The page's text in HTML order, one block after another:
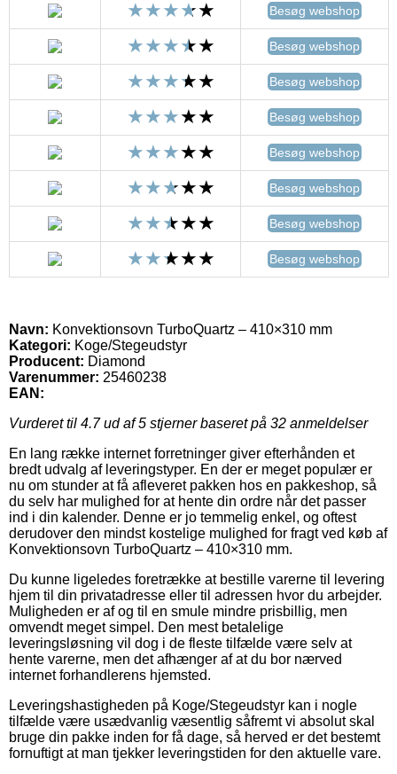
Besøg webshop
Besøg webshop
Besøg webshop
Besøg webshop
Besøg webshop
Besøg webshop
Besøg webshop
Besøg webshop
Navn: Konvektionsovn TurboQuartz – 410×310 mm
Kategori: Koge/Stegeudstyr
Producent: Diamond
Varenummer: 25460238
EAN:
Vurderet til 4.7ud af 5 stjerner baseret på 32 anmeldelser
En lang række internet forretninger giver efterhånden et
bredt udvalg af leveringstyper. En der er meget populær er
nu om stunder at få afleveret pakken hos en pakkeshop, så
du selv har mulighed for at hente din ordre når det passer
ind i din kalender. Denne er jo temmelig enkel, og oftest
derudover den mindst kostelige mulighed for fragt ved køb af
Konvektionsovn TurboQuartz – 410×310 mm.
Du kunne ligeledes foretrække at bestille varerne til levering
hjem til din privatadresse eller til adressen hvor du arbejder.
Muligheden er af og til en smule mindre prisbillig, men
omvendt meget simpel. Den mest betalelige
leveringsløsning vil dog i de fleste tilfælde være selv at
hente varerne, men det afhænger af at du bor nærved
internet forhandlerens hjemsted.
Leveringshastigheden på Koge/Stegeudstyr kan i nogle
tilfælde være usædvanlig væsentlig såfremt vi absolut skal
bruge din pakke inden for få dage, så herved er det bestemt
fornuftigt at man tjekker leveringstiden for den aktuelle vare.